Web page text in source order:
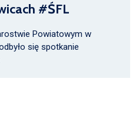
#ŚFL
Powiatowym w
się spotkanie